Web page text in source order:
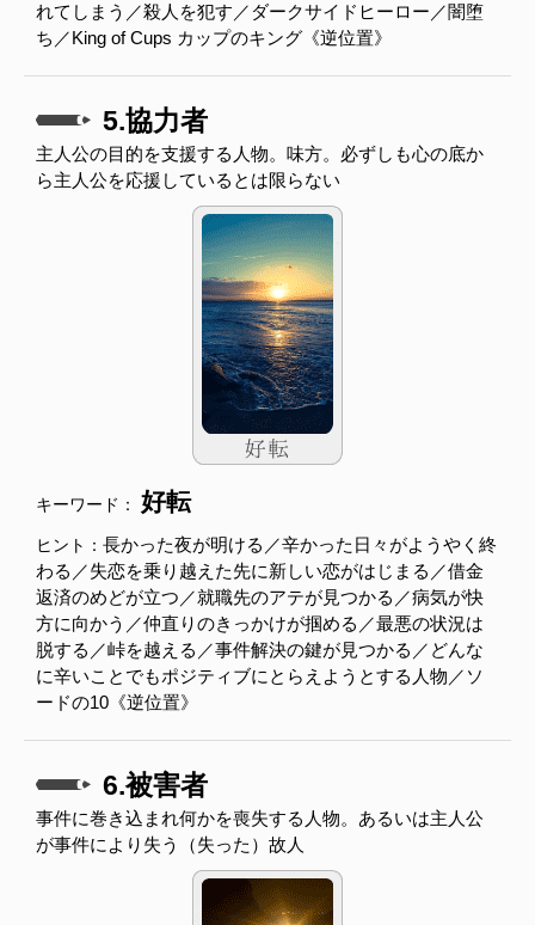
れてしまう／殺人を犯す／ダークサイドヒーロー／闇堕
ち／King of Cups カップのキング《逆位置》
5.協力者
主人公の目的を支援する人物。味方。必ずしも心の底か
ら主人公を応援しているとは限らない
キーワード： 好転
ヒント： 長かった夜が明ける／辛かった日々がようやく終
わる／失恋を乗り越えた先に新しい恋がはじまる／借金
返済のめどが立つ／就職先のアテが見つかる／病気が快
方に向かう／仲直りのきっかけが掴める／最悪の状況は
脱する／峠を越える／事件解決の鍵が見つかる／どんな
に辛いことでもポジティブにとらえようとする人物／ソ
ードの10《逆位置》
6.被害者
事件に巻き込まれ何かを喪失する人物。あるいは主人公
が事件により失う（失った）故人